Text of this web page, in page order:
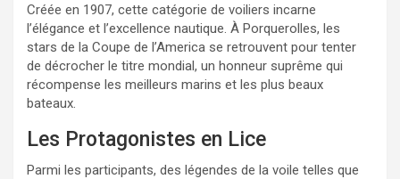
Créée en 1907, cette catégorie de voiliers incarne
l’élégance et l’excellence nautique. À Porquerolles, les
stars de la Coupe de l’America se retrouvent pour tenter
de décrocher le titre mondial, un honneur suprême qui
récompense les meilleurs marins et les plus beaux
bateaux.
Les Protagonistes en Lice
Parmi les participants, des légendes de la voile telles que